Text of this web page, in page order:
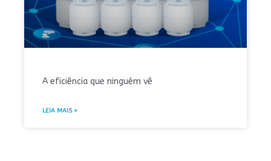
A eficiência que ninguém vê
LEIA MAIS »